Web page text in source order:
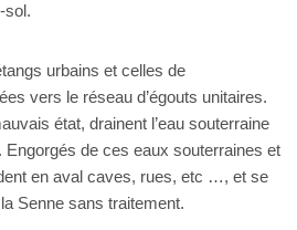
sol.
urbains et celles de
vers le réseau d’égouts unitaires.
état, drainent l’eau souterraine
de ces eaux souterraines et
en aval caves, rues, etc …, et se
Senne sans traitement.